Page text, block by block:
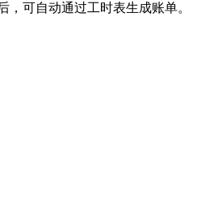
可自动通过工时表生成账单。